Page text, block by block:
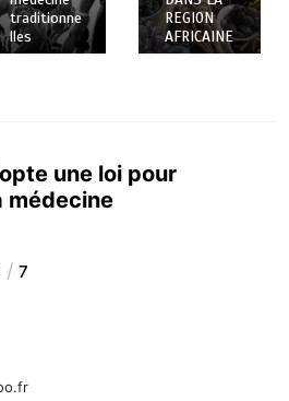
traditionne
lles
REGION
AFRICAINE
une loi pour
médecine
7